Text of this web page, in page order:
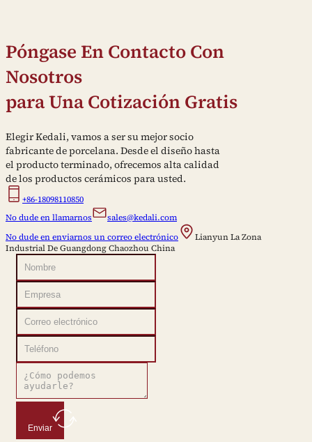
Póngase En Contacto Con
Nosotros
para Una Cotización Gratis
Elegir Kedali, vamos a ser su mejor socio
fabricante de porcelana. Desde el diseño hasta
el producto terminado, ofrecemos alta calidad
de los productos cerámicos para usted.
+86-18098110850
No dude en llamarnos
sales@kedali.com
No dude en enviarnos un correo electrónico
Lianyun La Zona
Industrial De Guangdong Chaozhou China
Enviar